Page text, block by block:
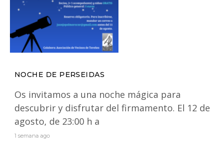
NOCHE DE PERSEIDAS
Os invitamos a una noche mágica para
descubrir y disfrutar del firmamento. El 12 de
agosto, de 23:00 h a
1 semana ago